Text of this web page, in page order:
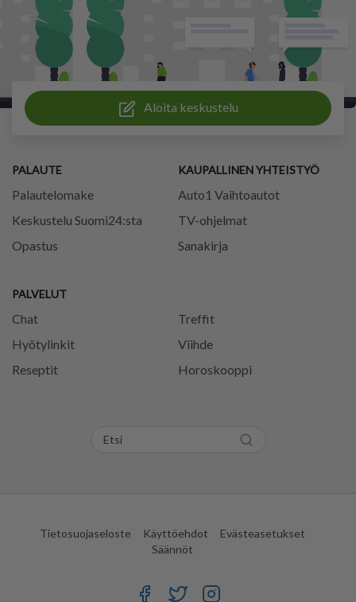
Aloita keskustelu
PALAUTE
Palautelomake
Keskustelu Suomi24:sta
Opastus
PALVELUT
Chat
Treffit
Hyötylinkit
Viihde
Reseptit
Horoskooppi
KAUPALLINEN YHTEISTYÖ
Auto1 Vaihtoautot
TV-ohjelmat
Sanakirja
Tietosuojaseloste Käyttöehdot
Evästeasetukset
Säännöt